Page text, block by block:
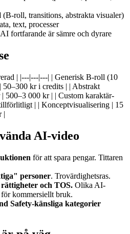
(B-roll, transitions, abstrakta visualer)
text, processer
fortfarande är sämre och dyrare
| |---|---|---| | Generisk B-roll (10
kr i credits | | Abstrakt
500–3 000 kr | | Custom karaktär-
| | Konceptvisualisering | 15
|
AI-video
för att spara pengar. Tittaren
personer. Trovärdighetsras.
och TOS. Olika AI-
kommersiellt bruk.
Safety-känsliga kategorier